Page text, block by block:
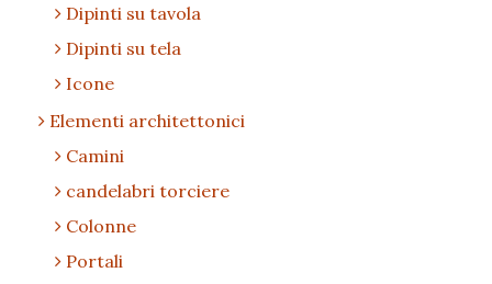
Dipinti su tavola
Dipinti su tela
Icone
Elementi architettonici
Camini
candelabri torciere
Colonne
Portali